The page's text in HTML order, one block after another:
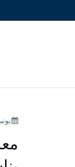
يونيو 4,